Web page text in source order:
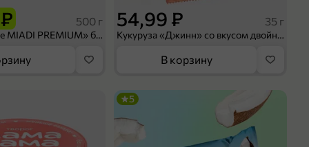
500 г
Рис «TaMashAe MIADI PREMIUM» басмати пропаренный, 500 г
54,99 ₽ 35 г
Кукуруза «Джинн» со вкусом двойного сыра и чили, 35 г
В корзину
5